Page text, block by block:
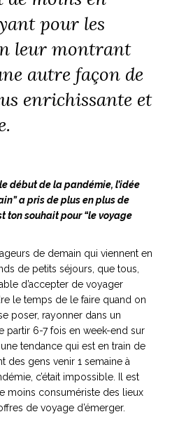
pour les
leur montrant
autre façon de
enrichissante et
début de la pandémie, l’idée
a pris de plus en plus de
ton souhait pour “le voyage
de demain qui viennent en
de petits séjours, que tous,
d’accepter de voyager
le temps de le faire quand on
poser, rayonner dans un
partir 6-7 fois en week-end sur
une tendance qui est en train de
des gens venir 1 semaine à
c’était impossible. Il est
moins consumériste des lieux
de voyage d’émerger.